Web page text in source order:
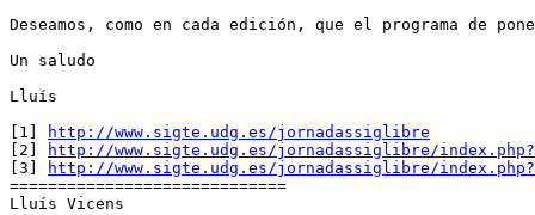
Deseamos, como en cada edición, que el programa de
Un saludo
Lluís
[1]
http://www.sigte.udg.es/jornadassiglibre
[2]
http://www.sigte.udg.es/jornadassiglibre/
[3]
http://www.sigte.udg.es/jornadassiglibre/
=============================
Lluís Vicens